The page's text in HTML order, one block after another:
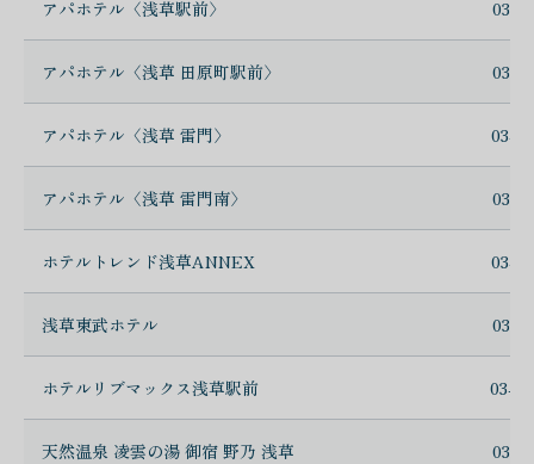
アパホテル〈浅草駅前〉 03-
アパホテル〈浅草 田原町駅前〉 03-
アパホテル〈浅草 雷門〉 03-
アパホテル〈浅草 雷門南〉 03-
ホテルトレンド浅草ANNEX 03-
浅草東武ホテル 03-
ホテルリブマックス浅草駅前 03-
天然温泉 凌雲の湯 御宿 野乃 浅草 03-